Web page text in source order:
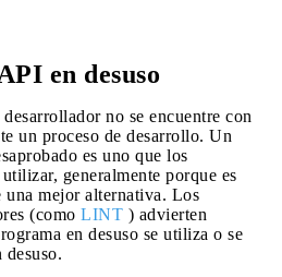
en desuso
no se encuentre con
un proceso de desarrollo. Un
es uno que los
generalmente porque es
mejor alternativa. Los
(como LINT ) advierten
en desuso se utiliza o se